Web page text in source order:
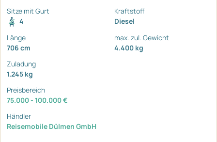
Sitze mit Gurt
4
Kraftstoff
Diesel
Länge
706 cm
max. zul. Gewicht
4.400 kg
Zuladung
1.245 kg
Preisbereich
75.000 - 100.000 €
Händler
Reisemobile Dülmen GmbH